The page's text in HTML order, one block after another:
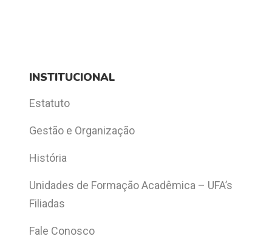
INSTITUCIONAL
Estatuto
Gestão e Organização
História
Unidades de Formação Acadêmica – UFA’s
Filiadas
Fale Conosco